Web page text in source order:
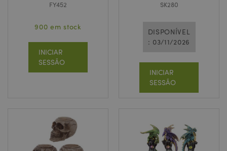
FY452
900 em stock
INICIAR
SESSÃO
SK280
DISPONÍVEL
: 03/11/2026
INICIAR
SESSÃO
X-Magento-Vary